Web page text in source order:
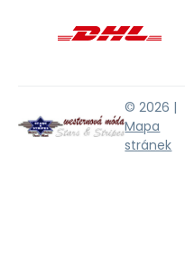
© 2026 |
Mapa
stránek